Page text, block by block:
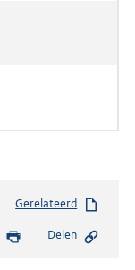
Gerelateerd
Delen